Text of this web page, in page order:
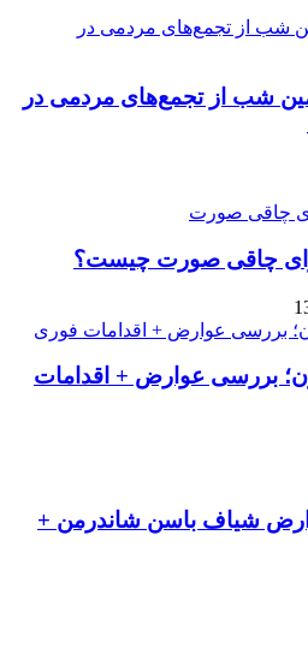
شب از تجمع‌های مردمی در
چاقی صورت چیست؟
بررسی عوارض + اقدامات
شیاف باسن شاندرمن +